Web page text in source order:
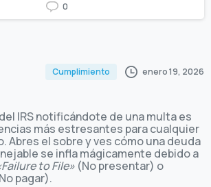
0
Cumplimiento enero 19, 2026
IRS notificándote de una multa es
más estresantes para cualquier
Abres el sobre y ves cómo una deuda
se infla mágicamente debido a
to File» (No presentar) o
pagar).